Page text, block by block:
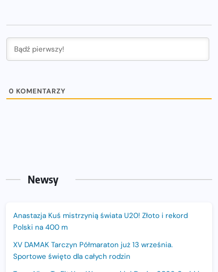
0 KOMENTARZY
Newsy
Anastazja Kuś mistrzynią świata U20! Złoto i rekord
Polski na 400 m
XV DAMAK Tarczyn Półmaraton już 13 września.
Sportowe święto dla całych rodzin